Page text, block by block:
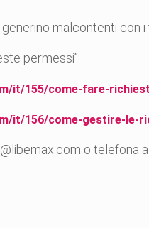
malcontenti con
permessi”:
it/155/come-fare-
it/156/come-gestire-
o